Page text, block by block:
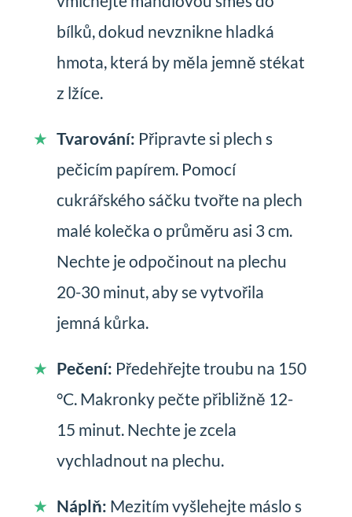
bílků, dokud nevznikne hladká
hmota, která by měla jemně stékat
z lžíce.
Tvarování: Připravte si plech s
pečicím papírem. Pomocí
cukrářského sáčku tvořte na plech
malé kolečka o průměru asi 3 cm.
Nechte je odpočinout na plechu
20-30 minut, aby se vytvořila
jemná kůrka.
Pečení: Předehřejte troubu na 150
°C. Makronky pečte přibližně 12-
15 minut. Nechte je zcela
vychladnout na plechu.
Náplň: Mezitím vyšlehejte máslo s